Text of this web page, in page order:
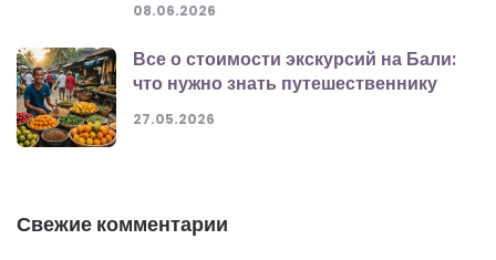
08.06.2026
Все о стоимости экскурсий на Бали:
что нужно знать путешественнику
27.05.2026
Свежие комментарии